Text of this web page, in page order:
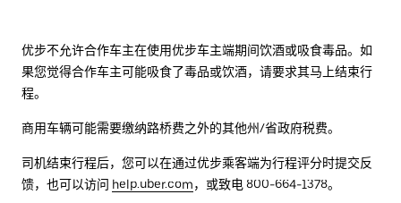
优步不允许合作车主在使用优步车主端期间饮酒或吸食毒品。如
果您觉得合作车主可能吸食了毒品或饮酒，请要求其马上结束行
程。
商用车辆可能需要缴纳路桥费之外的其他州/省政府税费。
司机结束行程后，您可以在通过优步乘客端为行程评分时提交反
馈，也可以访问 help.uber.com，或致电 800-664-1378。